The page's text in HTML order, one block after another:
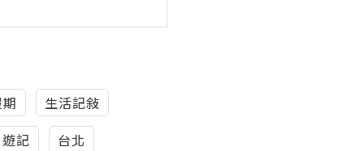
生活記敍
遊記
台北